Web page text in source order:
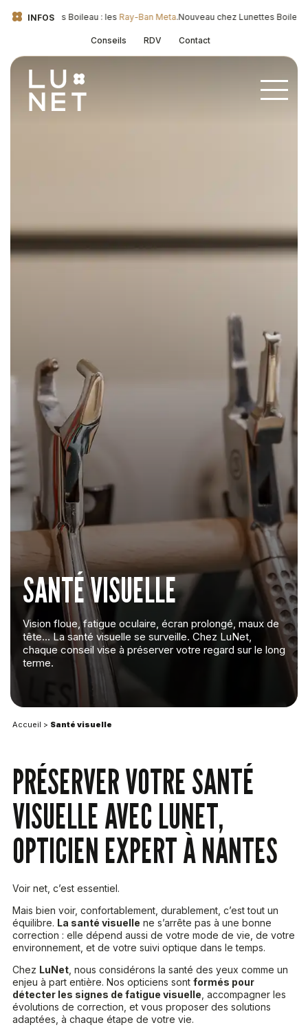
INFOS
chez Lunettes Boileau : lesRay-Ban Meta.Nouveau chez Lunettes Boileau
Conseils RDV Contact
SANTÉ VISUELLE
Vision floue, fatigue oculaire, écran prolongé, maux de
tête… La santé visuelle se surveille. Chez LuNet,
chaque conseil vise à préserver votre regard sur le long
terme.
Accueil > Santé visuelle
PRÉSERVER VOTRE SANTÉ
VISUELLE AVEC LUNET,
OPTICIEN EXPERT À NANTES
Voir net, c’est essentiel.
Mais bien voir, confortablement, durablement, c’est tout un
équilibre. La santé visuelle ne s’arrête pas à une bonne
correction : elle dépend aussi de votre mode de vie, de votre
environnement, et de votre suivi optique dans le temps.
Chez LuNet, nous considérons la santé des yeux comme un
enjeu à part entière. Nos opticiens sont formés pour
détecter les signes de fatigue visuelle , accompagner les
évolutions de correction, et vous proposer des solutions
adaptées, à chaque étape de votre vie.